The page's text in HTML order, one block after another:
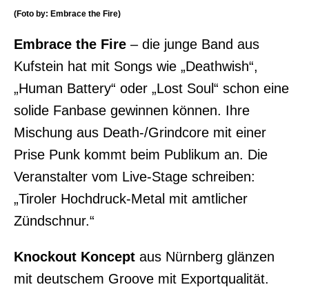
(Foto by: Embrace the Fire)
Embrace the Fire – die junge Band aus
Kufstein hat mit Songs wie „Deathwish“,
„Human Battery“ oder „Lost Soul“ schon eine
solide Fanbase gewinnen können. Ihre
Mischung aus Death-/Grindcore mit einer
Prise Punk kommt beim Publikum an. Die
Veranstalter vom Live-Stage schreiben:
„Tiroler Hochdruck-Metal mit amtlicher
Zündschnur.“
Knockout Koncept aus Nürnberg glänzen
mit deutschem Groove mit Exportqualität.